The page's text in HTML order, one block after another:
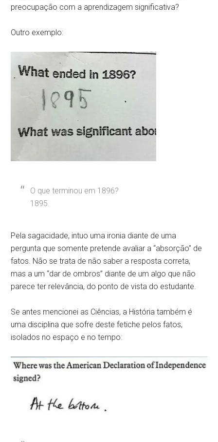
preocupação com a aprendizagem significativa?
Outro exemplo:
O que terminou em 1896?
1895.
Pela sagacidade, intuo uma ironia diante de uma
pergunta que somente pretende avaliar a “absorção” de
fatos. Não se trata de não saber a resposta correta,
mas a um “dar de ombros” diante de um algo que não
parece ter relevância, do ponto de vista do estudante.
Se antes mencionei as Ciências, a História também é
uma disciplina que sofre deste fetiche pelos fatos,
isolados no espaço e no tempo: